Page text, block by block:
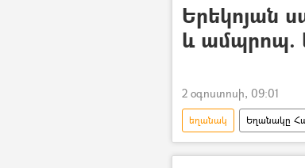
Երեկոյան
և ամպրոպ.
2 օգոստոսի, 09:01
եղանակ Եղանակը